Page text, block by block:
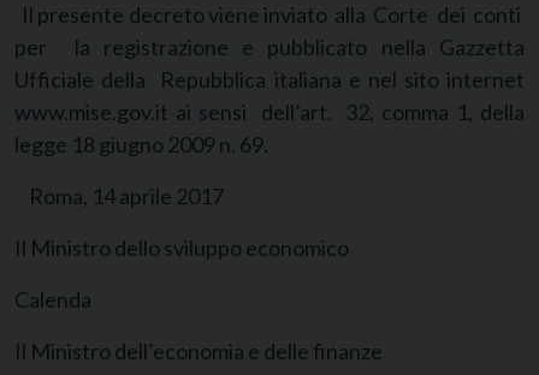
Il presente decreto viene inviato alla Corte dei conti
per la registrazione e pubblicato nella Gazzetta
Ufficiale della Repubblica italiana e nel sito internet
www.mise.gov.it ai sensi dell’art. 32, comma 1, della
legge 18 giugno 2009 n. 69.
Roma, 14 aprile 2017
Il Ministro dello sviluppo economico
Calenda
Il Ministro dell’economia e delle finanze